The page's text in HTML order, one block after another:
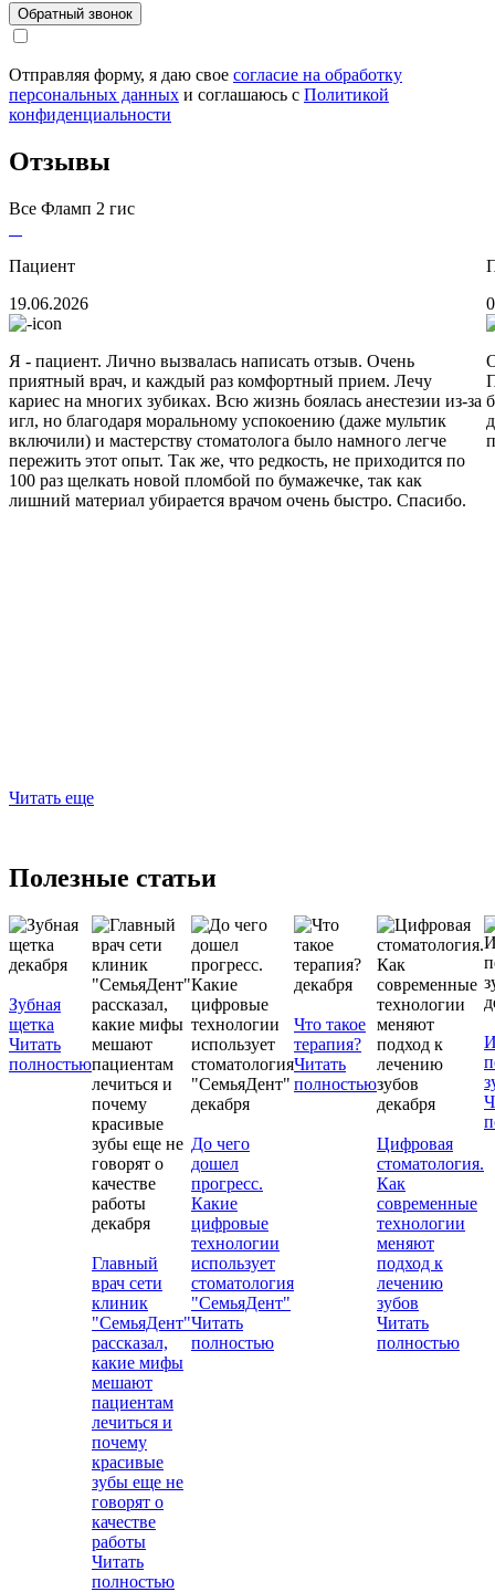
Отправляя форму, я даю свое согласие на обработку
персональных данных и соглашаюсь c Политикой
конфиденциальности
Отзывы
Все Фламп 2 гис
Пациент
19.06.2026
Я - пациент. Лично вызвалась написать отзыв. Очень
приятный врач, и каждый раз комфортный прием. Лечу
кариес​ на многих зубиках. Всю жизнь боялась анестезии​ из-за
игл, но благодаря моральному успокоению (даже мультик
включили) и мастерству стоматолога было намного легче
пережить этот опыт. Так же, что редкость, не приходится по
100 раз щелкать новой пломбой по бумажечке, так как
лишний материал убирается врачом очень быстро. Спасибо.
Читать еще
Полезные статьи
декабря
Зубная
щетка
Читать
полностью
декабря
Главный
врач сети
клиник
"СемьяДент"
рассказал,
какие мифы
мешают
пациентам
лечиться и
почему
красивые
зубы еще не
говорят о
качестве
работы
Читать
полностью
декабря
До чего
дошел
прогресс.
Какие
цифровые
технологии
использует
стоматология
"СемьяДент"
Читать
полностью
декабря
Что такое
терапия?
Читать
полностью
декабря
Цифровая
стоматология.
Как
современные
технологии
меняют
подход к
лечению
зубов
Читать
полностью